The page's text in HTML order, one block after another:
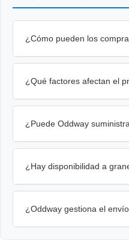
¿Cómo pueden los
¿Qué factores afectan el
¿Puede Oddway
¿Hay disponibilidad a
¿Oddway gestiona el